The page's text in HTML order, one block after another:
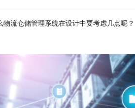
流仓储管理系统在设计中要考虑几点呢？